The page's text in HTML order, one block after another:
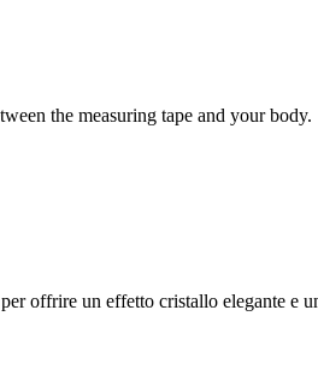
the measuring tape and your body.
offrire un effetto cristallo elegante e